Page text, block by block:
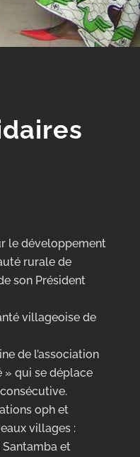
le développement
rurale de
son Président
villageoise de
de l’association
» qui se déplace
oph et
villages :
Santamba et